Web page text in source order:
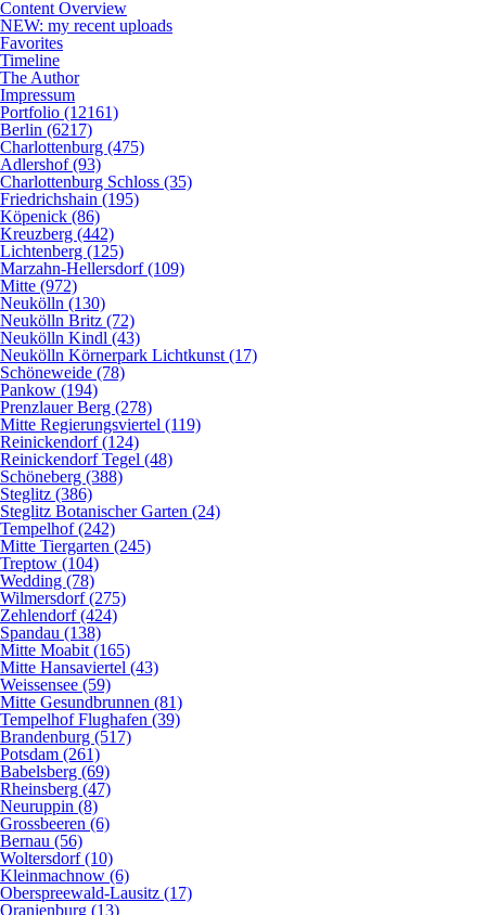
Content Overview
NEW: my recent uploads
Favorites
Timeline
The Author
Impressum
Portfolio (12161)
Berlin (6217)
Charlottenburg (475)
Adlershof (93)
Charlottenburg Schloss (35)
Friedrichshain (195)
Köpenick (86)
Kreuzberg (442)
Lichtenberg (125)
Marzahn-Hellersdorf (109)
Mitte (972)
Neukölln (130)
Neukölln Britz (72)
Neukölln Kindl (43)
Neukölln Körnerpark Lichtkunst (17)
Schöneweide (78)
Pankow (194)
Prenzlauer Berg (278)
Mitte Regierungsviertel (119)
Reinickendorf (124)
Reinickendorf Tegel (48)
Schöneberg (388)
Steglitz (386)
Steglitz Botanischer Garten (24)
Tempelhof (242)
Mitte Tiergarten (245)
Treptow (104)
Wedding (78)
Wilmersdorf (275)
Zehlendorf (424)
Spandau (138)
Mitte Moabit (165)
Mitte Hansaviertel (43)
Weissensee (59)
Mitte Gesundbrunnen (81)
Tempelhof Flughafen (39)
Brandenburg (517)
Potsdam (261)
Babelsberg (69)
Rheinsberg (47)
Neuruppin (8)
Grossbeeren (6)
Bernau (56)
Woltersdorf (10)
Kleinmachnow (6)
Oberspreewald-Lausitz (17)
Oranienburg (13)